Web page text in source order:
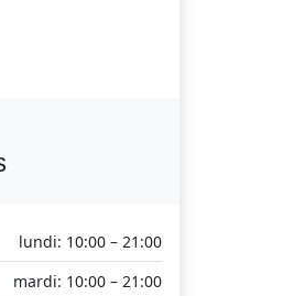
lundi: 10:00 – 21:00
mardi: 10:00 – 21:00